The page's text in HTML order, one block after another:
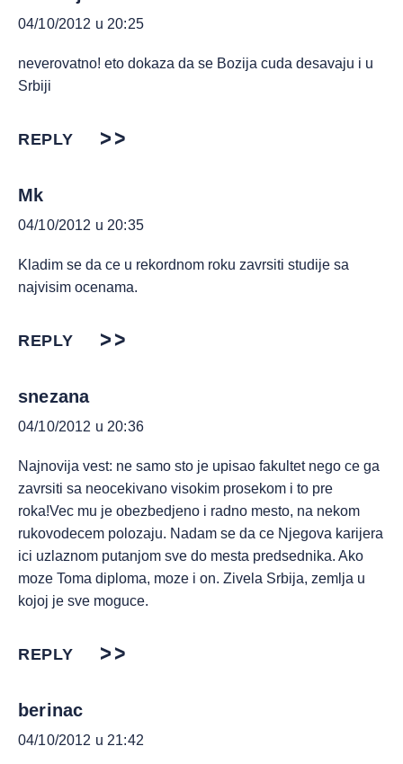
04/10/2012 u 20:25
neverovatno! eto dokaza da se Bozija cuda desavaju i u
Srbiji
REPLY
Mk
04/10/2012 u 20:35
Kladim se da ce u rekordnom roku zavrsiti studije sa
najvisim ocenama.
REPLY
snezana
04/10/2012 u 20:36
Najnovija vest: ne samo sto je upisao fakultet nego ce ga
zavrsiti sa neocekivano visokim prosekom i to pre
roka!Vec mu je obezbedjeno i radno mesto, na nekom
rukovodecem polozaju. Nadam se da ce Njegova karijera
ici uzlaznom putanjom sve do mesta predsednika. Ako
moze Toma diploma, moze i on. Zivela Srbija, zemlja u
kojoj je sve moguce.
REPLY
berinac
04/10/2012 u 21:42